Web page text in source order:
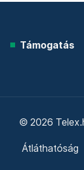
Támogatás
© 2026
Átláthatóság